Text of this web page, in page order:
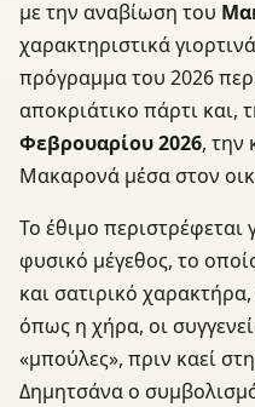
με την αναβίωση του
χαρακτηριστικά
πρόγραμμα του 2026
αποκριάτικο πάρτι και,
Φεβρουαρίου 2026, την
Μακαρονά μέσα στον
Το έθιμο
φυσικό μέγεθος, το
και σατιρικό
όπως η χήρα, οι
«μπούλες», πριν καεί
Δημητσάνα ο